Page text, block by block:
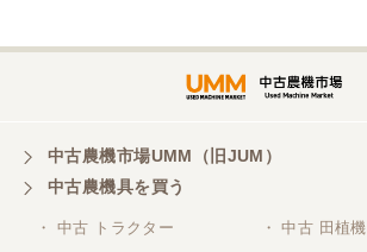
中古農機市場UMM（旧JUM）
中古農機具を買う
・ 中古 トラクター ・ 中古 田植機